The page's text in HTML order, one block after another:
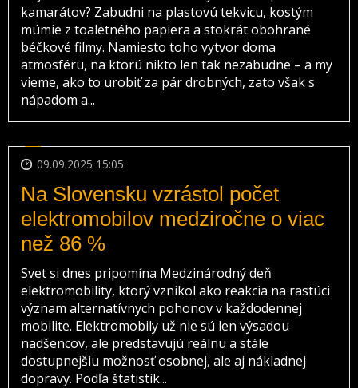
kamarátov? Zabudni na plastovú tekvicu, kostým
múmie z toaletného papiera a stokrát obohrané
béčkové filmy. Namiesto toho vytvor doma
atmosféru, na ktorú nikto len tak nezabudne – a my
vieme, ako to urobiť za pár drobných, zato však s
nápadom a...
09.09.2025 15:05
Na Slovensku vzrástol počet
elektromobilov medziročne o viac
než 86 %
Svet si dnes pripomína Medzinárodný deň
elektromobility, ktorý vznikol ako reakcia na rastúci
význam alternatívnych pohonov v každodennej
mobilite. Elektromobily už nie sú len výsadou
nadšencov, ale predstavujú reálnu a stále
dostupnejšiu možnosť osobnej, ale aj nákladnej
dopravy. Podľa štatistík...